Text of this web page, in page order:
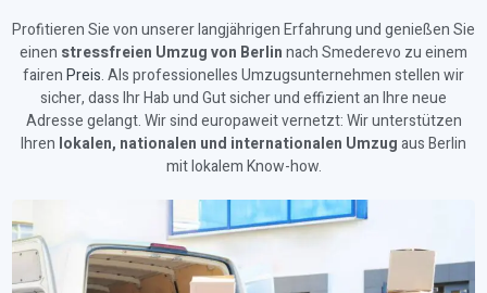
Profitieren Sie von unserer langjährigen Erfahrung und genießen Sie
einen stressfreien Umzug von Berlinnach Smederevo zu einem
fairenPreis. Als professionelles Umzugsunternehmen stellen wir
sicher, dass Ihr Hab und Gut sicher und effizient an Ihre neue
Adresse gelangt. Wir sind europaweit vernetzt: Wir unterstützen
Ihren lokalen, nationalen und internationalen Umzugaus Berlin
mit lokalem Know-how.